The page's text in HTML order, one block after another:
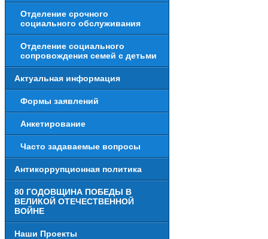
Отделение срочного
социального обслуживания
Отделение социального
сопровождения семей с детьми
Актуальная информация
Формы заявлений
Анкетирование
Часто задаваемые вопросы
Антикоррупционная политика
80 ГОДОВЩИНА ПОБЕДЫ В
ВЕЛИКОЙ ОТЕЧЕСТВЕННОЙ
ВОЙНЕ
Наши Проекты